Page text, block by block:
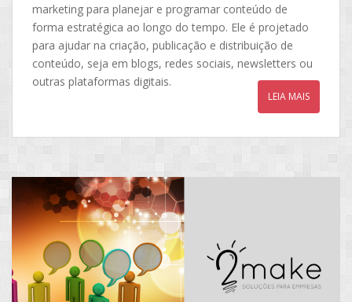
marketing para planejar e programar conteúdo de
forma estratégica ao longo do tempo. Ele é projetado
para ajudar na criação, publicação e distribuição de
conteúdo, seja em blogs, redes sociais, newsletters ou
outras plataformas digitais.
LEIA MAIS